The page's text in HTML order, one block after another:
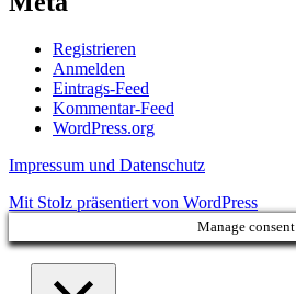
Registrieren
Anmelden
Eintrags-Feed
Kommentar-Feed
WordPress.org
Impressum und Datenschutz
Mit Stolz präsentiert von WordPress
Manage consent